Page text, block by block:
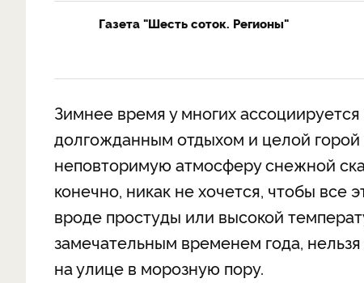
Газета "Шесть соток. Регионы"
Зимнее время у многих
долгожданным отдыхом и целой
неповторимую атмосферу снежной
конечно, никак не хочется, чтобы все
вроде простуды или высокой
замечательным временем года,
на улице в морозную пору.